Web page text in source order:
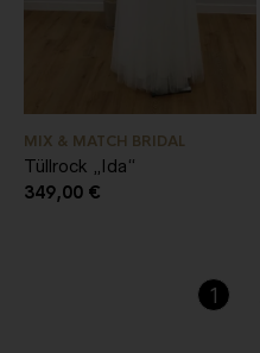
MIX & MATCH BRIDAL
Tüllrock „Ida“
349,00 €
1